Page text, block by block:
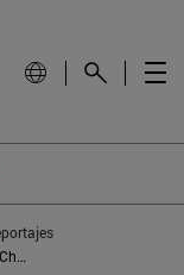
Bolivia reduce su dependencia de los puertos de Chile con alternativas en Perú y la vía fluvial atlántica